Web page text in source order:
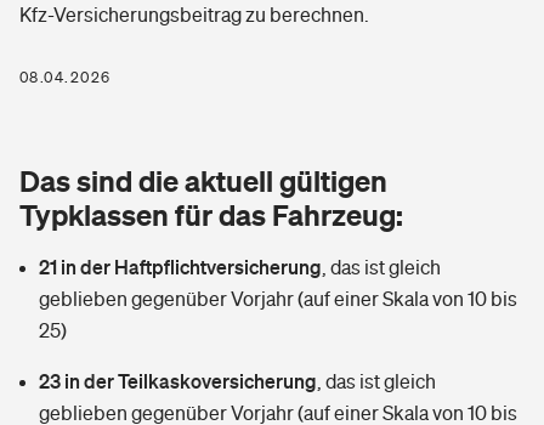
Rentenrechner: Wie viel Geld bekomme ich im Alter?
Wer versichert was: Jetzt Versicherer finden
Sie haben Fragen?
Photovoltaik
Wärmepumpen versichern
Vermieterrrechtsschutz
Mietkautionsversicherung
Restkreditversicherung
Zur Übersicht
Kinderunfall­ver­si­che­rung
Reiseversicherung
Private Krankenversicherung
Tierkrankenversicherung
Zur Übersicht
Kfz-Versicherungsbeitrag zu berechnen.
08.04.2026
Das sind die aktuell gültigen
Typklassen für das Fahrzeug:
21 in der Haftpflichtversicherung das ist gleich
geblieben gegenüber Vorjahr (auf einer Skala von 10 bis
25)
23 in der Teilkaskoversicherung das ist gleich
geblieben gegenüber Vorjahr (auf einer Skala von 10 bis